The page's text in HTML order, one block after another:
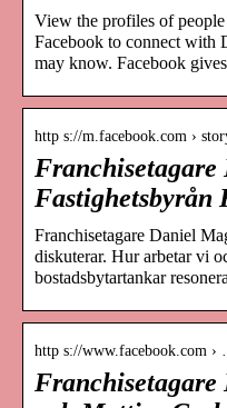
View the profiles of
Facebook to connect with
may know. Facebook
http s://m.facebook.com ›
Fastighetsbyrån
Franchisetagare Daniel
diskuterar. Hur arbetar vi
bostadsbytartankar
http s://www.facebook.com ›
Franchisetagare